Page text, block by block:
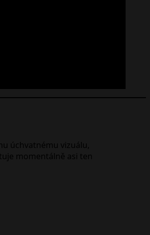
úchvatnému vizuálu,
momentálně asi ten